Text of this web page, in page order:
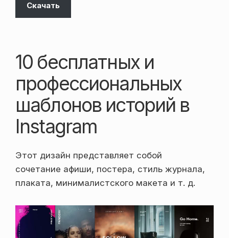
Скачать
10 бесплатных и
профессиональных
шаблонов историй в
Instagram
Этот дизайн представляет собой
сочетание афиши, постера, стиль журнала,
плаката, минималистского макета и т. д.